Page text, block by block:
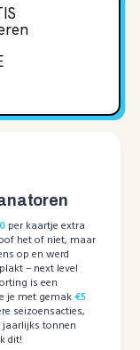
per kaartje extra
het of niet, maar
op en werd
– next level
is een
je met gemak€5
seizoensacties,
jaarlijks tonnen
dit!